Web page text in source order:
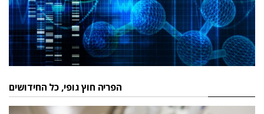
הפריה חוץ גופי, כל החידושים